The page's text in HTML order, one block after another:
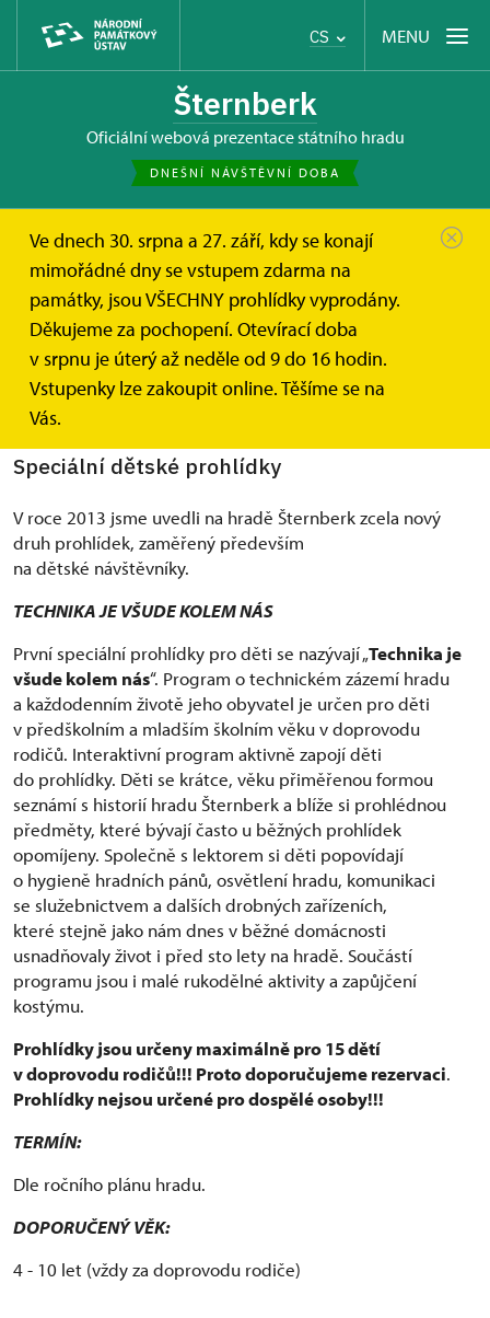
CS MENU
Šternberk
oficiální webová prezentace státního hradu
DNEŠNÍ NÁVŠTĚVNÍ DOBA
Ve dnech 30. srpna a 27. září, kdy se konají
mimořádné dny se vstupem zdarma na
památky, jsou VŠECHNY prohlídky vyprodány.
Děkujeme za pochopení. Otevírací doba
v srpnu je úterý až neděle od 9 do 16 hodin.
Vstupenky lze zakoupit online. Těšíme se na
Vás.
Hrad Šternberk
Informace pro návštěvníky
Akce pro děti
Akce pro děti a školní kolektivy
Speciální dětské prohlídky, školní výlety, akce pro
děti.
Speciální dětské prohlídky
V roce 2013 jsme uvedli na hradě Šternberk zcela nový
druh prohlídek, zaměřený především
na dětské návštěvníky.
TECHNIKA JE VŠUDE KOLEM NÁS
První speciální prohlídky pro děti se nazývají „Technika je
všude kolem nás“. Program o technickém zázemí hradu
a každodenním životě jeho obyvatel je určen pro děti
v předškolním a mladším školním věku v doprovodu
rodičů. Interaktivní program aktivně zapojí děti
do prohlídky. Děti se krátce, věku přiměřenou formou
seznámí s historií hradu Šternberk a blíže si prohlédnou
předměty, které bývají často u běžných prohlídek
opomíjeny. Společně s lektorem si děti popovídají
o hygieně hradních pánů, osvětlení hradu, komunikaci
se služebnictvem a dalších drobných zařízeních,
které stejně jako nám dnes v běžné domácnosti
usnadňovaly život i před sto lety na hradě. Součástí
programu jsou i malé rukodělné aktivity a zapůjčení
kostýmu.
Prohlídky jsou určeny maximálně pro 15 dětí
v doprovodu rodičů!!! Proto doporučujeme rezervaci.
Prohlídky nejsou určené pro dospělé osoby!!!
TERMÍN:
Dle ročního plánu hradu.
DOPORUČENÝ VĚK:
4 - 10 let (vždy za doprovodu rodiče)